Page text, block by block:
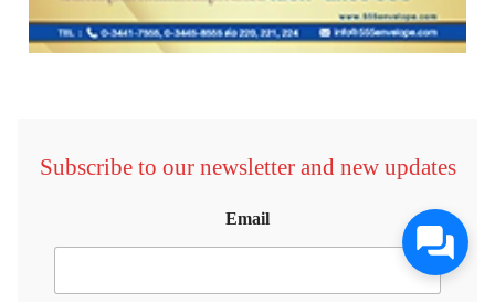
Subscribe to our newsletter and new updates
Email